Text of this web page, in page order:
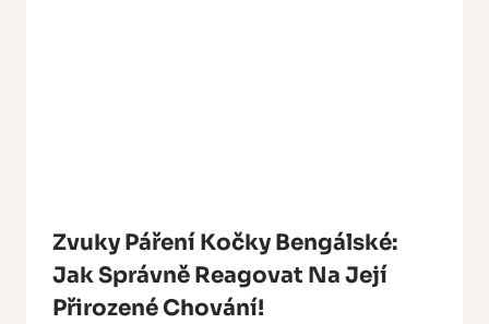
Zvuky Páření Kočky Bengálské:
Jak Správně Reagovat Na Její
Přirozené Chování!